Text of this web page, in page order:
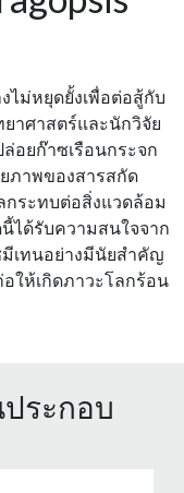
ไม่หยุดยั้งเพื่อต่อสู้กับ
าศาสตร์และนักวิจัย
อยก๊าซเรือนกระจก
ภาพของสารสกัด
กระทบต่อสิ่งแวดล้อม
ได้รับความสนใจจาก
เทนอย่างมีนัยสําคัญ
ให้เกิดภาวะโลกร้อน
ระกอบ